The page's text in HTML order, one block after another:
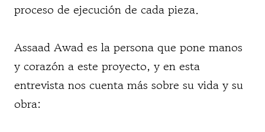
proceso de ejecución de cada pieza.
Assaad Awad es la persona que pone manos
y corazón a este proyecto, y en esta
entrevista nos cuenta más sobre su vida y su
obra: